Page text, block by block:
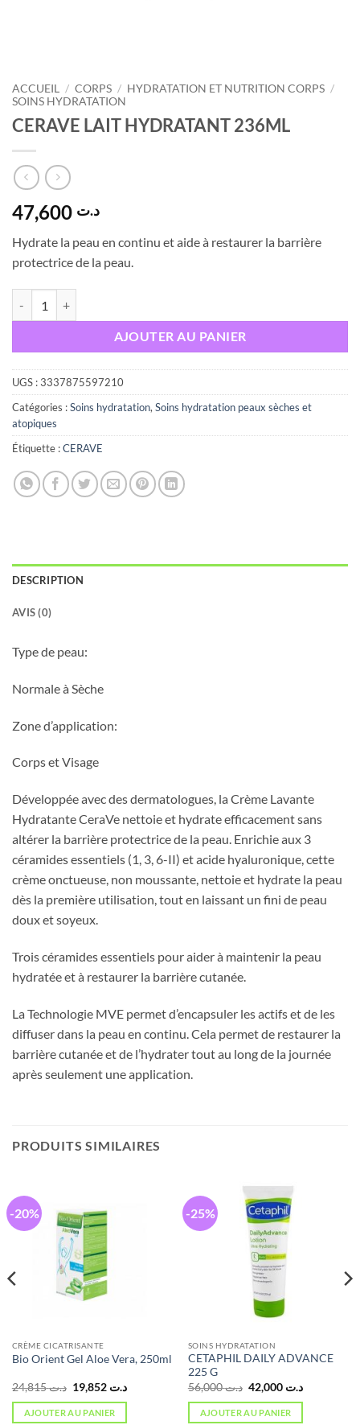
ACCUEIL / CORPS / HYDRATATION ET NUTRITION CORPS /
SOINS HYDRATATION
CERAVE LAIT HYDRATANT 236ML
د.ت
Hydrate la peau en continu et aide à restaurer la barrière
protectrice de la peau.
AJOUTER AU PANIER
UGS :3337875597210
Catégories :Soins hydratation, Soins hydratation peaux sèches et
atopiques
Étiquette :CERAVE
DESCRIPTION
AVIS (0)
Type de peau:
Normale à Sèche
Zone d’application:
Corps et Visage
Développée avec des dermatologues, la Crème Lavante
Hydratante CeraVe nettoie et hydrate efficacement sans
altérer la barrière protectrice de la peau. Enrichie aux 3
céramides essentiels (1, 3, 6-II) et acide hyaluronique, cette
crème onctueuse, non moussante, nettoie et hydrate la peau
dès la première utilisation, tout en laissant un fini de peau
doux et soyeux.
Trois céramides essentiels pour aider à maintenir la peau
hydratée et à restaurer la barrière cutanée.
La Technologie MVE permet d’encapsuler les actifs et de les
diffuser dans la peau en continu. Cela permet de restaurer la
barrière cutanée et de l’hydrater tout au long de la journée
après seulement une application.
PRODUITS SIMILAIRES
-20%
CRÈME CICATRISANTE
Bio Orient Gel Aloe Vera, 250ml
د.ت24,815
Le
prix
initial
était :
د.ت 19,852
Le
AJOUTER AU PANIER
-25%
SOINS HYDRATATION
CETAPHIL DAILY ADVANCE
225 G
د.ت56,000
Le
prix
initial
était :
د.ت 42,000
Le
AJOUTER AU PANIER